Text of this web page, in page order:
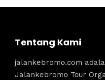
Tentang Kami
jalankebromo.com
Jalankebromo Tour